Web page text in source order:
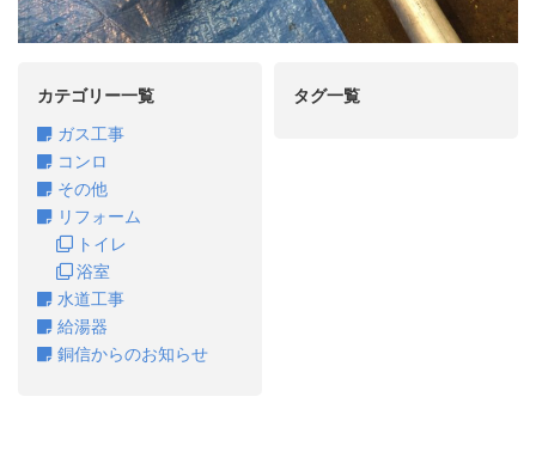
カテゴリー一覧
ガス工事
コンロ
その他
リフォーム
トイレ
浴室
水道工事
給湯器
銅信からのお知らせ
タグ一覧